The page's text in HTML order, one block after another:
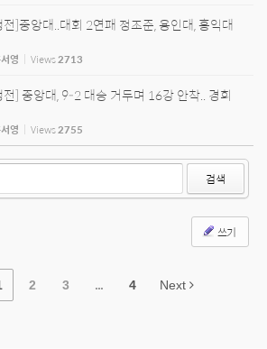
]중앙대..대회 2연패 정조준, 용인대, 홍익대
영 Views2713
] 중앙대, 9-2 대승 거두며 16강 안착.. 경희
영 Views2755
검색
쓰기
2 3 ... 4 Next